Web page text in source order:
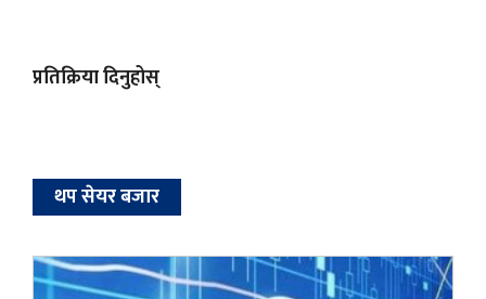
प्रतिक्रिया दिनुहोस्
थप सेयर बजार